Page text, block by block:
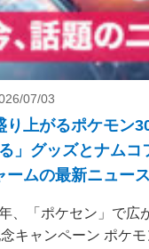
07/03
り上がるポケモン
」グッズとナムコ
ームの最新ニュース
、「ポケセン」で広
キャンペーン ポケ